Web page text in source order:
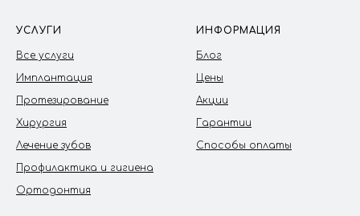
УСЛУГИ
Все услуги
Имплантация
Протезирование
Хирургия
Лечение зубов
Профилактика и гигиена
Ортодонтия
ИНФОРМАЦИЯ
Блог
Цены
Акции
Гарантии
Способы оплаты